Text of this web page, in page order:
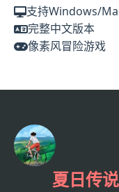
支持Windows/
完整中文版本
像素风冒险游戏
夏日传